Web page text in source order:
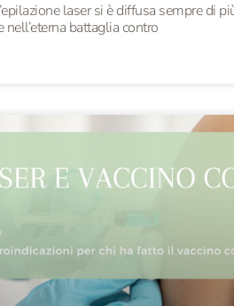
laser si è diffusa sempre di
battaglia contro